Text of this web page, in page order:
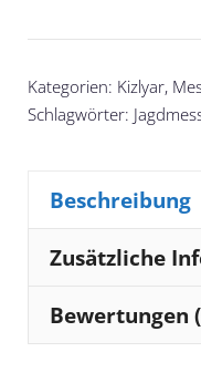
Kategorien: Kizlyar,
Schlagwörter:
Beschreibung
Zusätzliche
Bewertungen